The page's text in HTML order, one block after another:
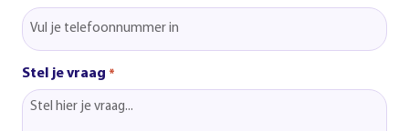
Stel je vraag *